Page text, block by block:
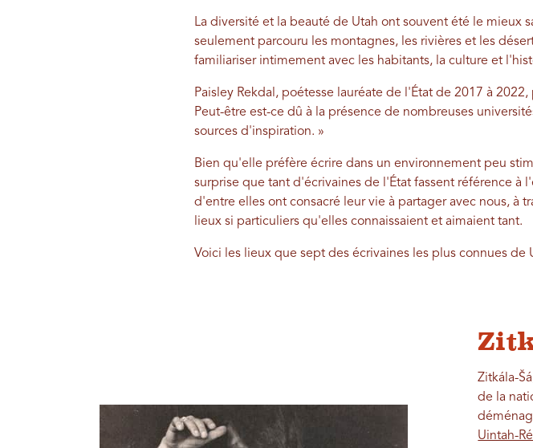
La diversité et la beauté de Utah ont souvent été le mieux
seulement parcouru les montagnes, les rivières et les
familiariser intimement avec les habitants, la culture et
Paisley Rekdal, poétesse lauréate de l'État de 2017 à
Peut-être est-ce dû à la présence de nombreuses
sources d'inspiration. »
Bien qu'elle préfère écrire dans un environnement peu
surprise que tant d'écrivaines de l'État fassent référence
d'entre elles ont consacré leur vie à partager avec nous, à
lieux si particuliers qu'elles connaissaient et aimaient tant.
Voici les lieux que sept des écrivaines les plus connues de
Zitkála-
de la
Uintah-